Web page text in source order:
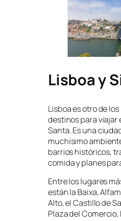
Lisboa y
Lisboa es otro de
destinos para viajar
Santa. Es una
muchísimo
barrios históricos,
comida y planes
Entre los lugares
están la Baixa,
Alto, el Castillo de
Plaza del Comercio,